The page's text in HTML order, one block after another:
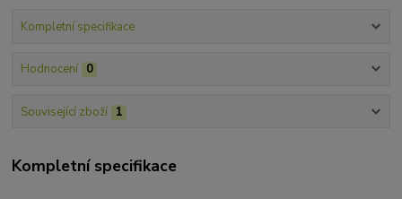
Kompletní specifikace
Hodnocení 0
Související zboží 1
Kompletní specifikace